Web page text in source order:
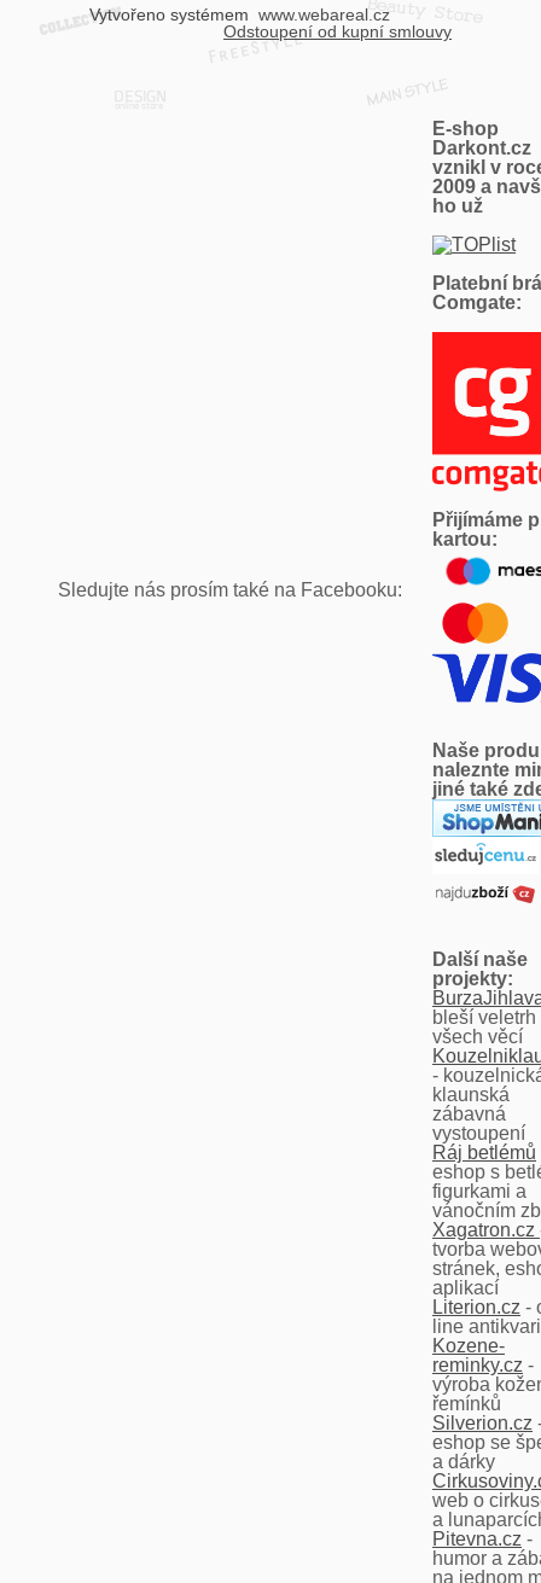
Vytvořeno systémem www.webareal.cz
Odstoupení od kupní smlouvy
Sledujte nás prosím také na Facebooku:
E-shop
Darkont.cz
vznikl v
2009 a
ho už
Platební
Comgate:
Přijímáme
kartou:
Naše
naleznte
jiné také
Další naše
projekty:
bleší veletrh
všech věcí
-
klaunská
zábavná
vystoupení
Ráj betlémů
eshop s
figurkami a
vánočním
Xagatron.cz
tvorba
stránek,
aplikací
Literion.cz -
line
Kozene-
reminky.cz -
výroba
řemínků
Silverion.cz
eshop se
a dárky
web o
a
Pitevna.cz -
humor a
na jednom